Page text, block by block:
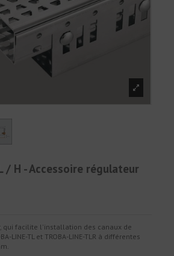
/ H - Accessoire régulateur
qui facilite l'installation des canaux de
LINE-TL et TROBA-LINE-TLR à différentes